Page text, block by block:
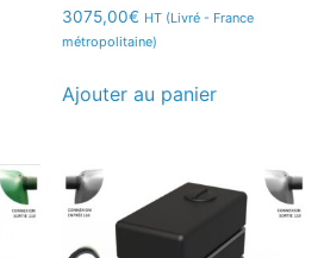
3075,00€ HT (Livré - France
métropolitaine)
Ajouter au panier